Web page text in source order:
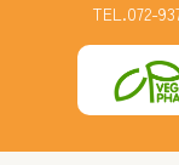
TEL.072-